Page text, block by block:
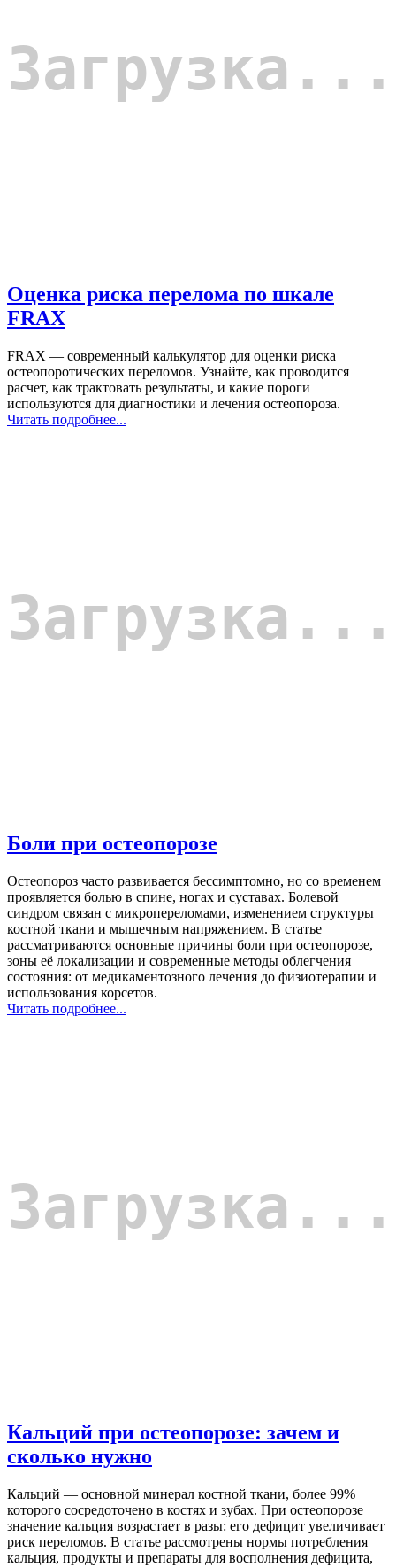
Оценка риска перелома по шкале
FRAX
FRAX — современный калькулятор для оценки риска
остеопоротических переломов. Узнайте, как проводится
расчет, как трактовать результаты, и какие пороги
используются для диагностики и лечения остеопороза.
Читать подробнее...
Боли при остеопорозе
Остеопороз часто развивается бессимптомно, но со временем
проявляется болью в спине, ногах и суставах. Болевой
синдром связан с микропереломами, изменением структуры
костной ткани и мышечным напряжением. В статье
рассматриваются основные причины боли при остеопорозе,
зоны её локализации и современные методы облегчения
состояния: от медикаментозного лечения до физиотерапии и
использования корсетов.
Читать подробнее...
Кальций при остеопорозе: зачем и
сколько нужно
Кальций — основной минерал костной ткани, более 99%
которого сосредоточено в костях и зубах. При остеопорозе
значение кальция возрастает в разы: его дефицит увеличивает
риск переломов. В статье рассмотрены нормы потребления
кальция, продукты и препараты для восполнения дефицита,